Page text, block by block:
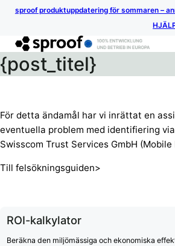
sproof produktuppdatering för sommaren –
{post_titel}
För detta ändamål har vi inrättat en
eventuella problem med identifiering
Swisscom Trust Services GmbH (Mobile
Till felsökningsguiden>
ROI-kalkylator
Beräkna den miljömässiga och ekonomiska